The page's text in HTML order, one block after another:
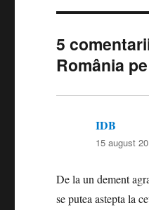
5
România
IDB
15 august
De la un dement
se putea astepta la